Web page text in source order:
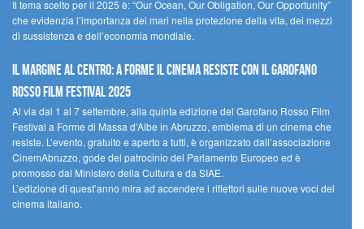
Il tema scelto per il 2025 è: “Our Ocean, Our Obligation, Our Opportunity”
che evidenzia l’importanza dei mari nella protezione della vita, dei mezzi
di sussistenza e dell’economia mondiale.
Il margine al centro: a Forme il cinema resiste con il Garofano
Rosso Film Festival 2025
Al via dal 1 al 7 settembre, alla quinta edizione del Garofano Rosso Film
Festival a Forme di Massa d’Albe in Abruzzo, emblema di un cinema che
resiste. L’evento, gratuito e aperto a tutti, è organizzato dall’associazione
CinemAbruzzo, gode del patrocinio del Parlamento Europeo ed è
promosso dal Ministero della Cultura e da SIAE.
L’edizione di quest’anno mira ad accendere i riflettori sulle nuove voci del
cinema italiano.